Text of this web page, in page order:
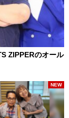
ZIPPERのオール
NEW